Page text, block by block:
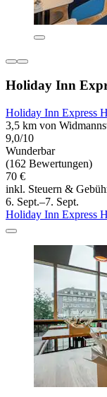
Holiday Inn
Holiday Inn Express
3,5 km von
9,0/10
Wunderbar
(162 Bewertungen)
70 €
inkl. Steuern &
6. Sept.–7. Sept.
Holiday Inn Express